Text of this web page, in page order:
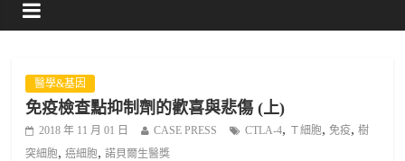
醫學&基因
免疫檢查點抑制劑的歡喜與悲傷 (上)
2018 年 11 月 01 日 CASE PRESS CTLA-4, Ｔ細胞, 免疫,樹
突細胞,癌細胞,諾貝爾生醫獎